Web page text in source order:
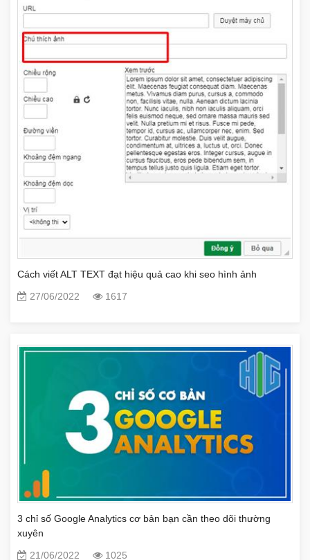
Cách viết ALT TEXT đạt hiệu quả cao khi seo hình ảnh
27/06/2022
1617
3 chỉ số Google Analytics cơ bản bạn cần theo dõi thường
xuyên
21/06/2022
1025